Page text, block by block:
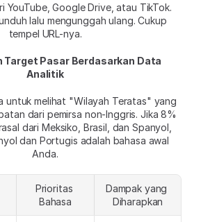
YouTube, Google Drive, atau TikTok.
lalu mengunggah ulang. Cukup
tempel URL-nya.
Target Pasar Berdasarkan Data
Analitik
untuk melihat "Wilayah Teratas" yang
dari pemirsa non-Inggris. Jika 8%
dari Meksiko, Brasil, dan Spanyol,
dan Portugis adalah bahasa awal
Anda.
Prioritas
Bahasa
Dampak yang
Diharapkan